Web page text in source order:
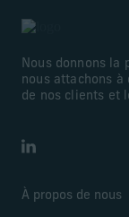
Nous donnons la
nous attachons
de nos clients et
LinkedIn
À propos de nous